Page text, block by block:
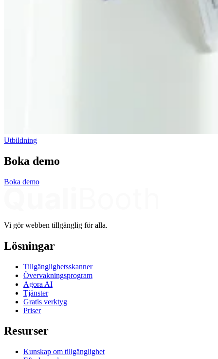
Utbildning
Boka demo
Boka demo
Vi gör webben tillgänglig för alla.
Lösningar
Tillgänglighetsskanner
Övervakningsprogram
Agora AI
Tjänster
Gratis verktyg
Priser
Resurser
Kunskap om tillgänglighet